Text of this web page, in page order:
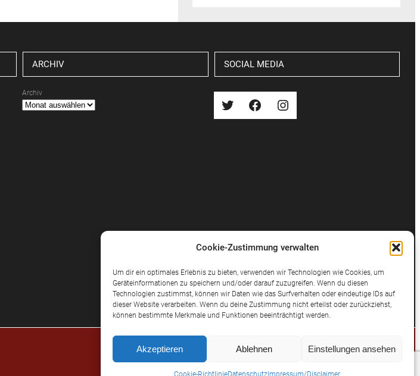
Cookie-Zustimmung verwalten
Um dir ein optimales Erlebnis zu bieten, verwenden wir Technologien wie Cookies, um
Geräteinformationen zu speichern und/oder darauf zuzugreifen. Wenn du diesen
Technologien zustimmst, können wir Daten wie das Surfverhalten oder eindeutige IDs auf
dieser Website verarbeiten. Wenn du deine Zustimmung nicht erteilst oder zurückziehst,
können bestimmte Merkmale und Funktionen beeinträchtigt werden.
Akzeptieren Ablehnen Einstellungen ansehen
Cookie-RichtlinieDatenschutz Impressum/Disclaimer
ARCHIV
Archiv
SOCIAL MEDIA
Twitter Facebook Instagram